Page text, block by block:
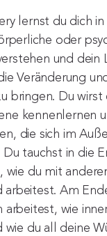
lernst du dich
oder
und dein
Veränderung
bringen. Du wirst
kennenlernen
die sich im
Du tauchst in die
wie du mit
Am
arbeitest, wie
wie du all deine